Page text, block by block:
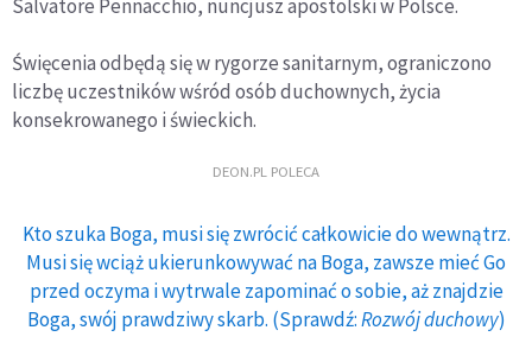
Salvatore Pennacchio, nuncjusz apostolski w Polsce.
Święcenia odbędą się w rygorze sanitarnym, ograniczono
liczbę uczestników wśród osób duchownych, życia
konsekrowanego i świeckich.
DEON.PL POLECA
Kto szuka Boga, musi się zwrócić całkowicie do wewnątrz.
Musi się wciąż ukierunkowywać na Boga, zawsze mieć Go
przed oczyma i wytrwale zapominać o sobie, aż znajdzie
Boga, swój prawdziwy skarb. (Sprawdź:Rozwój duchowy)